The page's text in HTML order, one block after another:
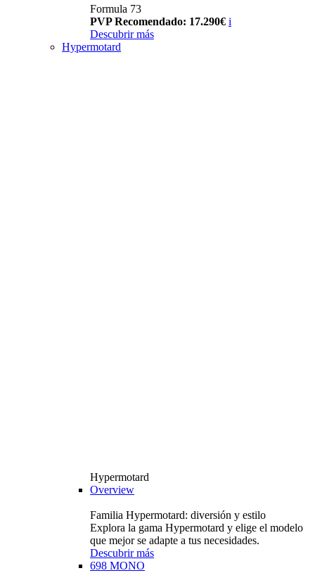
Formula 73
PVP Recomendado: 17.290€ i
Descubrir más
Hypermotard
Hypermotard
Overview
Familia Hypermotard: diversión y estilo
Explora la gama Hypermotard y elige el modelo
que mejor se adapte a tus necesidades.
Descubrir más
698 MONO